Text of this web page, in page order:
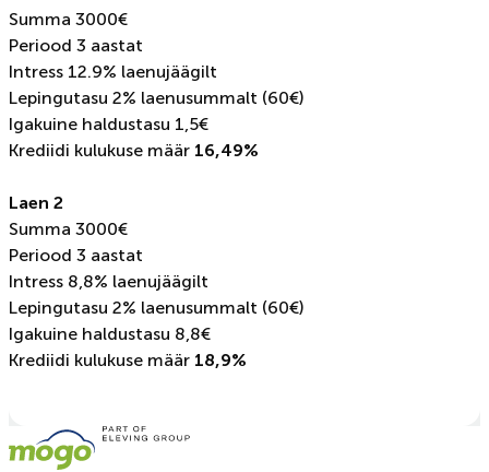
Summa 3000€
Periood 3 aastat
Intress 12.9% laenujäägilt
Lepingutasu 2% laenusummalt (60€)
Igakuine haldustasu 1,5€
Krediidi kulukuse määr 16,49%
Laen 2
Summa 3000€
Periood 3 aastat
Intress 8,8% laenujäägilt
Lepingutasu 2% laenusummalt (60€)
Igakuine haldustasu 8,8€
Krediidi kulukuse määr 18,9%